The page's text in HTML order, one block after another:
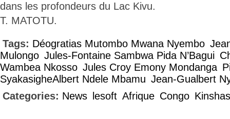
dans les profondeurs du Lac Kivu.
T. MATOTU.
Tags: Déogratias Mutombo Mwana Nyembo
Mulongo Jules-Fontaine Sambwa Pida N’Bagui
Wambea Nkosso Jules Croy Emony Mondanga
SyakasigheAlbert Ndele Mbamu Jean-Gualbert
Categories: News lesoft Afrique Congo